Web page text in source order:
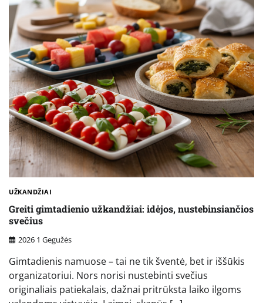
UŽKANDŽIAI
Greiti gimtadienio užkandžiai: idėjos, nustebinsiančios
svečius
2026 1 Gegužės
Gimtadienis namuose – tai ne tik šventė, bet ir iššūkis
organizatoriui. Nors norisi nustebinti svečius
originaliais patiekalais, dažnai pritrūksta laiko ilgoms